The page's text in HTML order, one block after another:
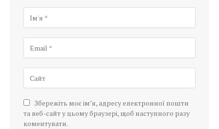
Збережіть моє ім’я, адресу електронної пошти
та веб-сайт у цьому браузері, щоб наступного разу
коментувати.